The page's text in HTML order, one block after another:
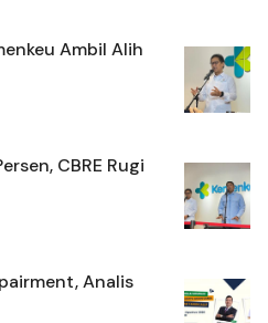
Ambil Alih
CBRE Rugi
Analis